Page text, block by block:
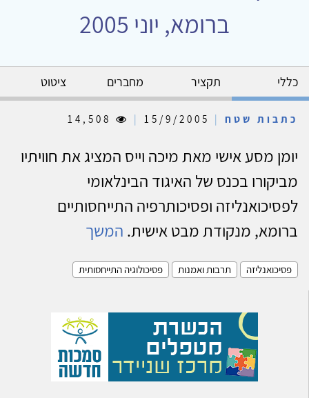
ברומא, יוני 2005
כללי תקציר מחברים ציטוט
כתבות שטח |
|
יומן מסע אישי מאת מיכה וייס המציג את חוויתיו
מביקורו בכנס של האיגוד הבינלאומי
לפסיכואנליזה ופסיכותרפיה התייחסותיים
ברומא, מנקודת מבט אישית. המשך
פסיכואנליזה תרבות ואמנות פסיכולוגיה התייחסותית